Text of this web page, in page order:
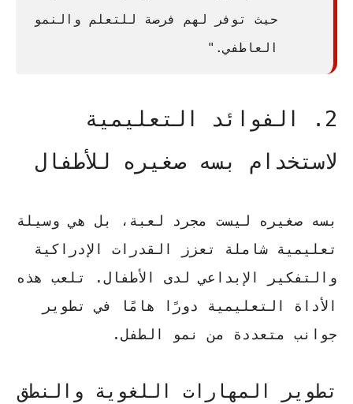
حيث توفر لهم فرصة للتعلم والنمو
العاطفي."
2. الفوائد التعليمية
لاستخدام بسه صغيره للأطفال
بسه صغيره ليست مجرد لعبة، بل هي وسيلة
تعليمية شاملة تعزز القدرات الإدراكية
والتفكير الإبداعي لدى الأطفال. تلعب هذه
الأداة التعليمية دورًا هامًا في تطوير
جوانب متعددة من نمو الطفل.
تطوير المهارات اللغوية والنطق